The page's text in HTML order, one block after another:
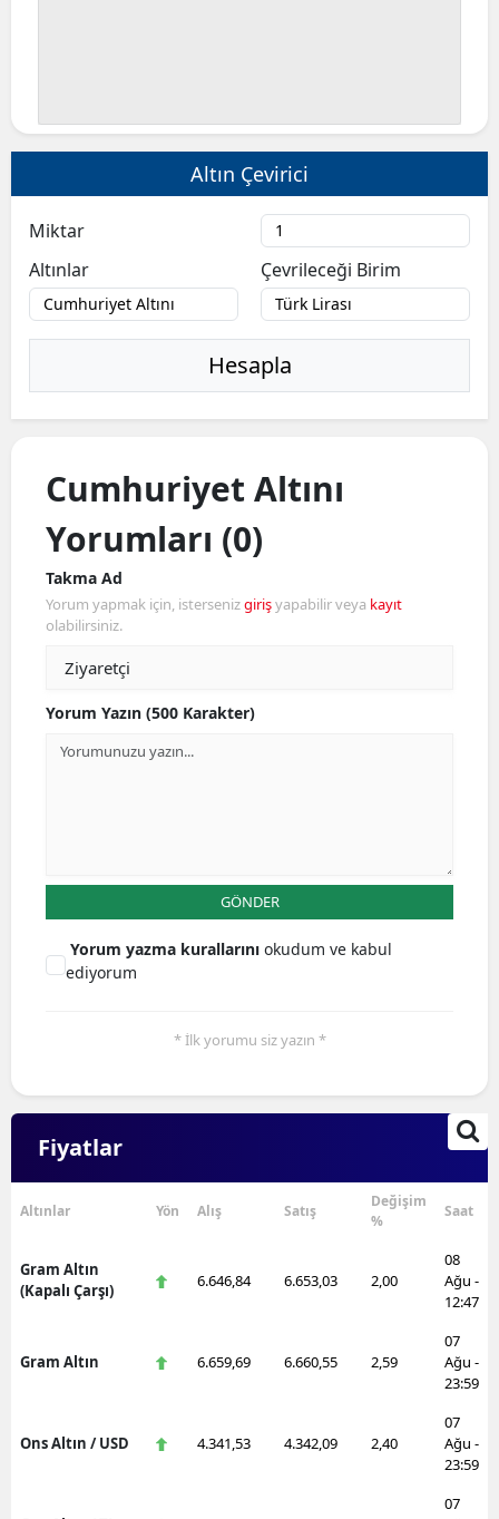
Altın Çevirici
Miktar
Altınlar
Çevrileceği Birim
Hesapla
Cumhuriyet Altını
Yorumları (0)
Takma Ad
Yorum yapmak için, istersenizgirişyapabilir veya kayıt
olabilirsiniz.
Yorum Yazın (500 Karakter)
GÖNDER
Yorum yazma kurallarını okudum ve kabul
ediyorum
* İlk yorumu siz yazın *
Fiyatlar
Altınlar Yön Alış Satış
Değişim
%
Saat
Gram Altın
(Kapalı Çarşı)
6.646,84 6.653,03 2,00
08
Ağu -
12:47
Gram Altın 6.659,69 6.660,55 2,59
07
Ağu -
23:59
Ons Altın / USD 4.341,53 4.342,09 2,40
07
Ağu -
23:59
07